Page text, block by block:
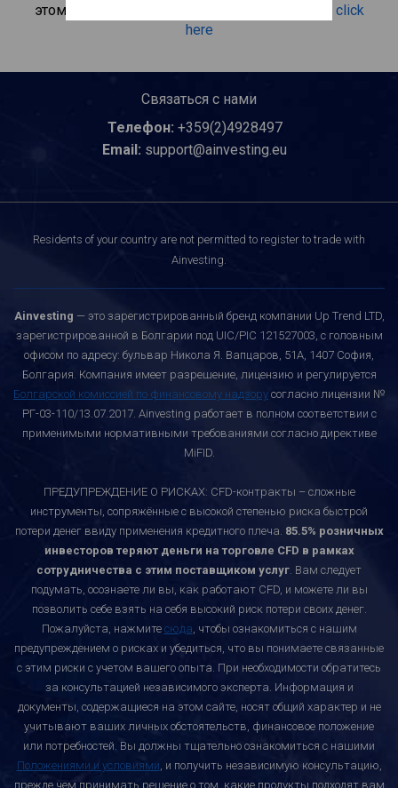
этом инвестиционном продукте, пожалуйста click
here
Связаться с нами
Телефон: +359(2)4928497
Email: support@ainvesting.eu
Residents of your country are not permitted to register to trade with
Ainvesting.
Ainvesting — это зарегистрированный бренд компании Up Trend LTD,
зарегистрированной в Болгарии под UIC/PIC 121527003, с головным
офисом по адресу: бульвар Никола Я. Вапцаров, 51A, 1407 София,
Болгария. Компания имеет разрешение, лицензию и регулируется
Болгарской комиссией по финансовому надзору согласно лицензии №
РГ-03-110/13.07.2017. Ainvesting работает в полном соответствии с
применимыми нормативными требованиями согласно директиве
MiFID.
ПРЕДУПРЕЖДЕНИЕ О РИСКАХ: CFD-контракты – сложные
инструменты, сопряжённые с высокой степенью риска быстрой
потери денег ввиду применения кредитного плеча. 85.5% розничных
инвесторов теряют деньги на торговле CFD в рамках
сотрудничества с этим поставщиком услуг. Вам следует
подумать, осознаете ли вы, как работают CFD, и можете ли вы
позволить себе взять на себя высокий риск потери своих денег.
Пожалуйста, нажмите сюда, чтобы ознакомиться с нашим
предупреждением о рисках и убедиться, что вы понимаете связанные
с этим риски с учетом вашего опыта. При необходимости обратитесь
за консультацией независимого эксперта. Информация и
документы, содержащиеся на этом сайте, носят общий характер и не
учитывают ваших личных обстоятельств, финансовое положение
или потребностей. Вы должны тщательно ознакомиться с нашими
Положениями и условиями, и получить независимую консультацию,
прежде чем принимать решение о том, какие продукты подходят вам